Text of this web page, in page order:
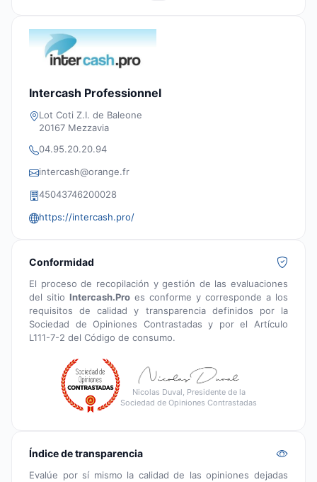
Intercash Professionnel
Lot Coti Z.I. de Baleone
20167 Mezzavia
04.95.20.20.94
intercash@orange.fr
45043746200028
https://intercash.pro/
Conformidad
El proceso de recopilación y gestión de las evaluaciones
del sitio Intercash.Pro es conforme y corresponde a los
requisitos de calidad y transparencia definidos por la
Sociedad de Opiniones Contrastadas y por el Artículo
L111-7-2 del Código de consumo.
Nicolas Duval, Presidente de la
Sociedad de Opiniones Contrastadas
Índice de transparencia
Evalúe por sí mismo la calidad de las opiniones dejadas